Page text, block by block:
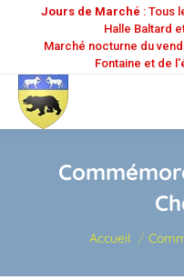
Jours de Marché : Tous
Halle Baltard
Marché nocturne du
Fontaine et de
Vous êtes ici :
Accueil